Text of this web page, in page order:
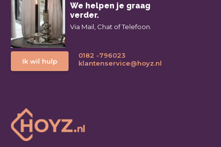
We helpen je graag
verder.
Via Mail, Chat of Telefoon.
Ik wil hulp
0182 -796023
klantenservice@hoyz.nl